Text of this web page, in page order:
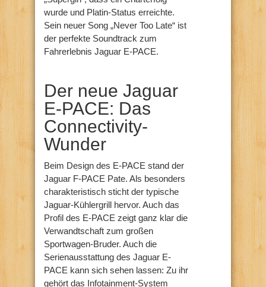
wurde und Platin-Status erreichte.
Sein neuer Song „Never Too Late“ ist
der perfekte Soundtrack zum
Fahrerlebnis Jaguar E-PACE.
Der neue Jaguar
E-PACE: Das
Connectivity-
Wunder
Beim Design des E-PACE stand der
Jaguar F-PACE Pate. Als besonders
charakteristisch sticht der typische
Jaguar-Kühlergrill hervor. Auch das
Profil des E-PACE zeigt ganz klar die
Verwandtschaft zum großen
Sportwagen-Bruder. Auch die
Serienausstattung des Jaguar E-
PACE kann sich sehen lassen: Zu ihr
gehört das Infotainment-System